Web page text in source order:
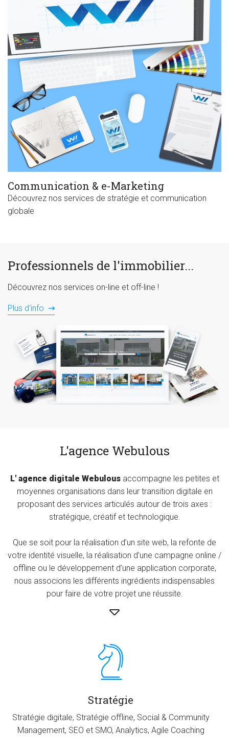
Communication & e-Marketing
Découvrez nos services de stratégie et communication
globale
Professionnels de l'immobilier...
Découvrez nos services on-line et off-line !
Plus d'info
L'agence Webulous
L' agence digitale Webulousaccompagne les petites et
moyennes organisations dans leur transition digitale en
proposant des services articulés autour de trois axes :
stratégique, créatif et technologique.
Que se soit pour la réalisation d’un site web, la refonte de
votre identité visuelle, la réalisation d’une campagne online /
offline ou le développement d’une application corporate,
nous associons les différents ingrédients indispensables
pour faire de votre projet une réussite.
Stratégie
Stratégie digitale, Stratégie offline, Social & Community
Management, SEO et SMO, Analytics, Agile Coaching